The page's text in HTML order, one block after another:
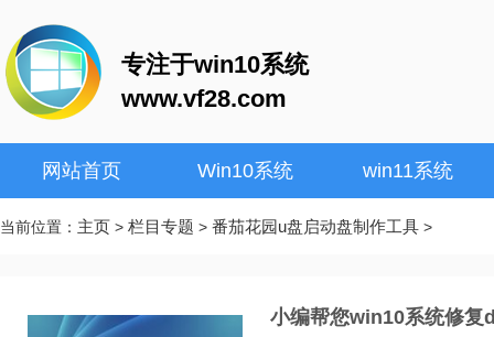
专注于win10系统
www.vf28.com
网站首页 Win10系统 win11系统
当前位置： 主页 > 栏目专题 > 番茄花园u盘启动盘制作工具 >
小编帮您win10系统修复